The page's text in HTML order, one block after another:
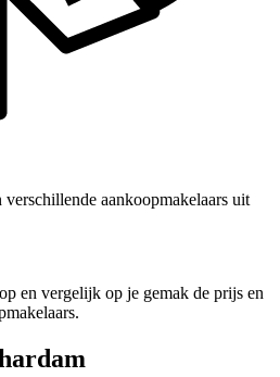
aankoopmakelaars uit
en vergelijk op je gemak de prijs en